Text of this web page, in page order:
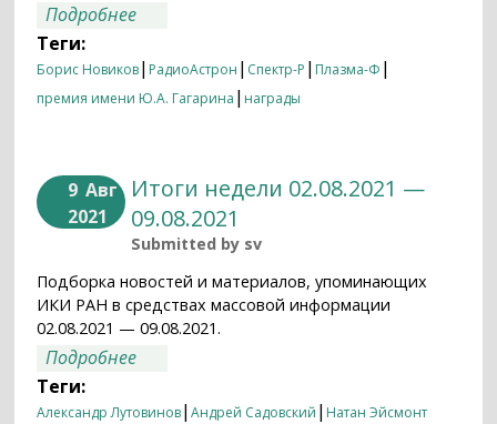
Подробнее
Теги:
Борис Новиков| РадиоАстрон | Спектр-Р | Плазма-Ф |
премия имени Ю.А. Гагарина | награды
9 Авг
2021
Итоги недели 02.08.2021 —
09.08.2021
Submitted by sv
Подборка новостей и материалов, упоминающих
ИКИ РАН в средствах массовой информации
02.08.2021 — 09.08.2021.
Подробнее
Теги:
Александр Лутовинов|Андрей Садовский | Натан Эйсмонт